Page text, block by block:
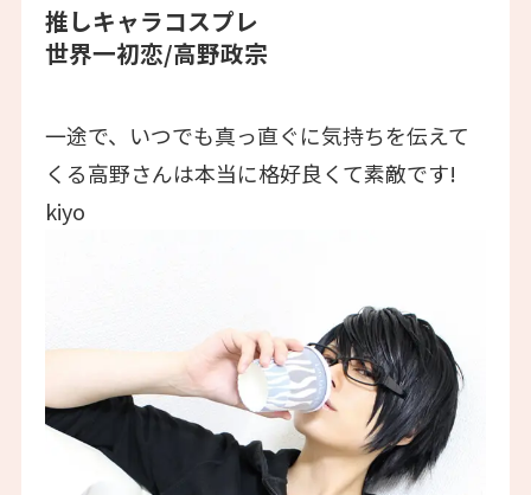
推しキャラコスプレ
世界一初恋/高野政宗
一途で、いつでも真っ直ぐに気持ちを伝えて
くる高野さんは本当に格好良くて素敵です!
kiyo